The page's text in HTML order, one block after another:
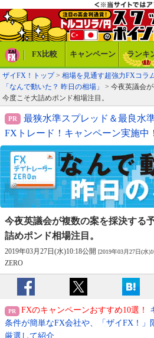
FX比較 キャンペーン ランキ
ザイFX！トップ> 相場を見通す超強力FXコラ
「なんで動いた？ 昨日の相場」
> 今夜英議会
今度こそ大詰めポンド相場注目。
最狭水準スプレッド＆最良水
FXトレード！キャンペーン実施中！
今夜英議会が複数の案を採決する
詰めポンド相場注目。
2019年03月27日(水)10:18公開 [2019年03月27日(水
ZERO
FXのキャンペーンおすすめ10選！
条件が簡単なFX会社や、「ザイFX！」
厳選して紹介